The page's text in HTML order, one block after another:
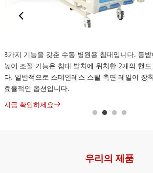
해당 모델은 DRAGON의 베스트셀러 의료용 카
플라스틱으로 제작되어 가볍고 부식에 강합니다.
여러 개의 수납 서랍과 측면 수납칸을 갖추고 있
필요에 따라 맞춤 설정할 수 있습니다.
지금 확인하세요
우리의 제품